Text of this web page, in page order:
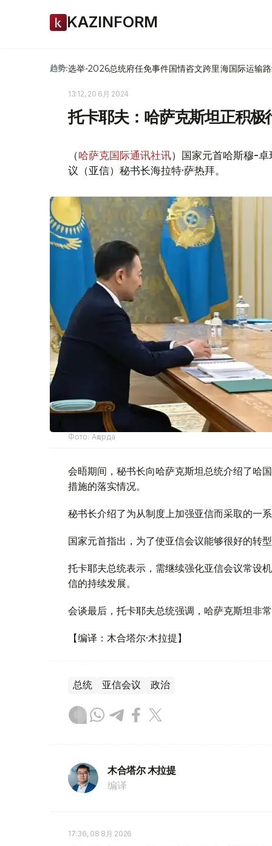
KAZINFORM
趋势:选举-2026总统府任免事件国情咨文跨里海国际运输
13:12, 20 6月 2024
托卡耶夫：哈萨克斯坦正积
（哈萨克国际通讯社讯）国家元首哈斯穆-
议（亚信）秘书长海拉特·萨热拜。
Фото: Ақорда
会晤期间，秘书长向哈萨克斯坦总统介绍了哈
措施的落实情况。
秘书长介绍了为从制度上加强亚信而采取的一系
国家元首指出，为了使亚信会议能够很好的转
托卡耶夫总统表示，需继续强化亚信会议常设
信的持续发展。
会谈最后，托卡耶夫总统强调，哈萨克斯坦非
【编译：木合塔尔·木拉提】
总统 亚信会议 政治
木合塔尔 木拉提
编译
17:36, 08 8月 2026